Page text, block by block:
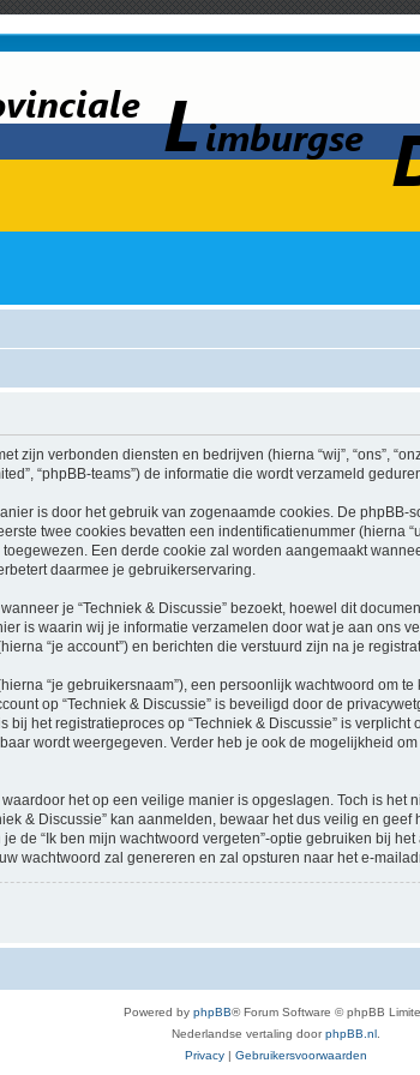
zijn verbonden diensten en bedrijven (hierna “wij”, “ons”,
“phpBB-teams”) de informatie die wordt verzameld
is door het gebruik van zogenaamde cookies. De
twee cookies bevatten een indentificatienummer (hierna
Een derde cookie zal worden aangemaakt
daarmee je gebruikerservaring.
je “Techniek & Discussie” bezoekt, hoewel dit
is waarin wij je informatie verzamelen door wat je aan ons
“je account”) en berichten die verstuurd zijn na je
“je gebruikersnaam”), een persoonlijk wachtwoord om
op “Techniek & Discussie” is beveiligd door de
het registratieproces op “Techniek & Discussie” is
wordt weergegeven. Verder heb je ook de mogelijkheid
het op een veilige manier is opgeslagen. Toch is
& Discussie” kan aanmelden, bewaar het dus veilig en
de “Ik ben mijn wachtwoord vergeten”-optie gebruiken bij
wachtwoord zal genereren en zal opsturen naar het e-
Powered by phpBB® Forum Software © phpBB
Nederlandse vertaling doorphpBB.nl
Privacy | Gebruikersvoorwaarden